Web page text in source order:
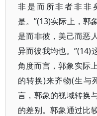
非是而所非者非非
是。”(13)实际上，郭
是而非彼，美己而恶
异而彼我均也。”(14)
角度而言，郭象实际
的转换)来齐物(生与
言，郭象的视域转换
的差别。郭象通过比